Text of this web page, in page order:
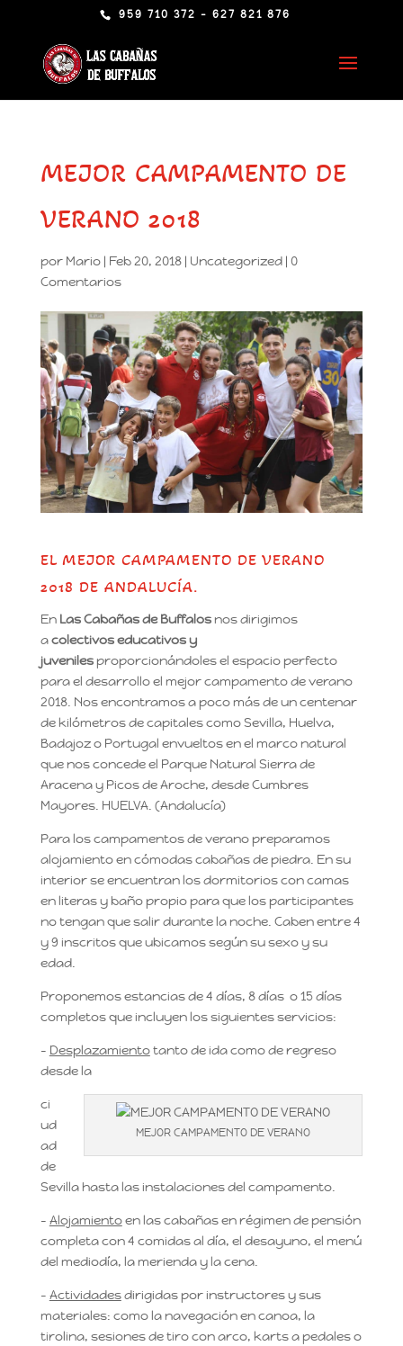
959 710 372 - 627 821 876
MEJOR CAMPAMENTO DE
VERANO 2018
por Mario| Feb 20, 2018| Uncategorized| 0
Comentarios
EL MEJOR CAMPAMENTO DE VERANO
2018 DE ANDALUCÍA.
En Las Cabañas de Buffalosnos dirigimos
acolectivos educativos y
juvenilesproporcionándoles el espacio perfecto
para el desarrollo el mejor campamento de verano
2018. Nos encontramos a poco más de un centenar
de kilómetros de capitales como Sevilla, Huelva,
Badajoz o Portugal envueltos en el marco natural
que nos concede el Parque Natural Sierra de
Aracena y Picos de Aroche, desde Cumbres
Mayores. HUELVA. (Andalucía)
Para los campamentos de verano preparamos
alojamiento en cómodas cabañas de piedra. En su
interior se encuentran los dormitorios con camas
en literas y baño propio para que los participantes
no tengan que salir durante la noche. Caben entre 4
y 9 inscritos que ubicamos según su sexo y su
edad.
Proponemos estancias de 4 días, 8 días o 15 días
completos que incluyen los siguientes servicios:
– Desplazamientotanto de ida como de regreso
desde la
MEJOR CAMPAMENTO DE VERANO
ci
ud
ad
de
Sevilla hasta las instalaciones del campamento.
– Alojamientoen las cabañas en régimen de pensión
completa con 4 comidas al día, el desayuno, el menú
del mediodía, la merienda y la cena.
– Actividadesdirigidas por instructores y sus
materiales: como la navegación en canoa, la
tirolina, sesiones de tiro con arco, karts a pedales o